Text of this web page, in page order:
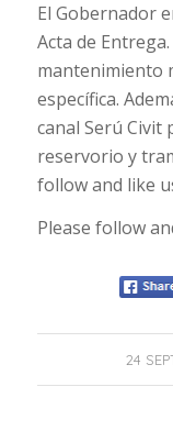
El Gobernador
Acta de
mantenimiento
específica.
canal Serú
reservorio y
follow and like
Please follow
24